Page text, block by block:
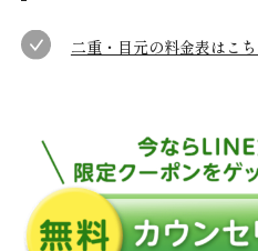
二重・目元の料金表はこち